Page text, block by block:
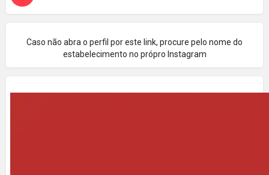
Caso não abra o perfil por este link, procure pelo nome do
estabelecimento no própro Instagram